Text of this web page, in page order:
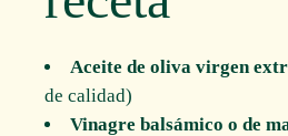
Aceite de oliva virgen
de calidad)
Vinagre balsámico o de